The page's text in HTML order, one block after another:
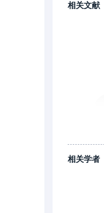
相关文献
相关学者